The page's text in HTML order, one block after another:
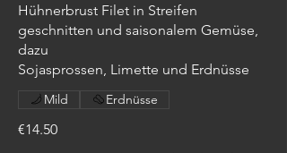
Hühnerbrust Filet in Streifen
geschnitten und saisonalem Gemüse,
dazu
Sojasprossen, Limette und Erdnüsse
€14.50
Mild Erdnüsse